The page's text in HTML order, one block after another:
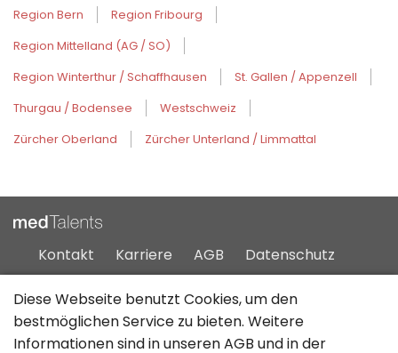
Region Bern
Region Fribourg
Region Mittelland (AG / SO)
Region Winterthur / Schaffhausen
St. Gallen / Appenzell
Thurgau / Bodensee
Westschweiz
Zürcher Oberland
Zürcher Unterland / Limmattal
Kontakt Karriere AGB
Datenschutz
Impressum
Sitemap
Diese Webseite benutzt Cookies, um den
bestmöglichen Service zu bieten. Weitere
Informationen sind in unserenAGB und in der